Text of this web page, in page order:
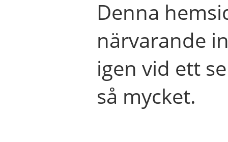
Denna
närvarande
igen vid ett
så mycket.